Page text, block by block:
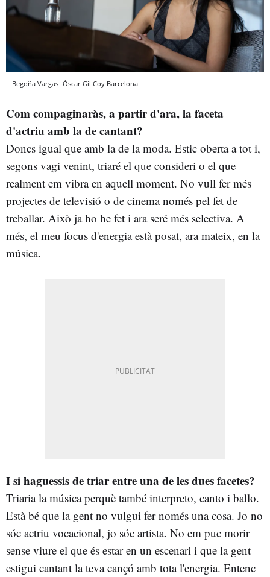
Begoña Vargas Òscar Gil Coy Barcelona
Com compaginaràs, a partir d'ara, la faceta
d'actriu amb la de cantant?
Doncs igual que amb la de la moda. Estic oberta a tot i,
segons vagi venint, triaré el que consideri o el que
realment em vibra en aquell moment. No vull fer més
projectes de televisió o de cinema només pel fet de
treballar. Això ja ho he fet i ara seré més selectiva. A
més, el meu focus d'energia està posat, ara mateix, en la
música.
I si haguessis de triar entre una de les dues facetes?
Triaria la música perquè també interpreto, canto i ballo.
Està bé que la gent no vulgui fer només una cosa. Jo no
sóc actriu vocacional, jo sóc artista. No em puc morir
sense viure el que és estar en un escenari i que la gent
estigui cantant la teva cançó amb tota l'energia. Entenc